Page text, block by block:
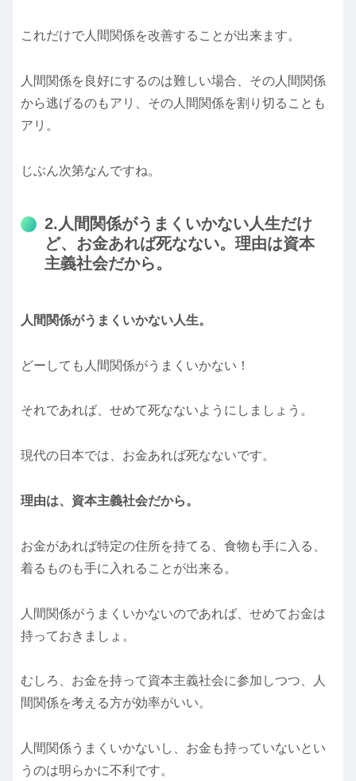
これだけで人間関係を改善することが出来ます。
人間関係を良好にするのは難しい場合、その人間関係
から逃げるのもアリ、その人間関係を割り切ることも
アリ。
じぶん次第なんですね。
2.人間関係がうまくいかない人生だけ
ど、お金あれば死なない。理由は資本
主義社会だから。
人間関係がうまくいかない人生。
どーしても人間関係がうまくいかない！
それであれば、せめて死なないようにしましょう。
現代の日本では、お金あれば死なないです。
理由は、資本主義社会だから。
お金があれば特定の住所を持てる、食物も手に入る、
着るものも手に入れることが出来る。
人間関係がうまくいかないのであれば、せめてお金は
持っておきましょ。
むしろ、お金を持って資本主義社会に参加しつつ、人
間関係を考える方が効率がいい。
人間関係うまくいかないし、お金も持っていないとい
うのは明らかに不利です。